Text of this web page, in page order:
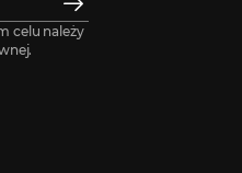
celu należy